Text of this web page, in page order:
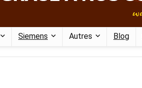
Siemens Autres Blog